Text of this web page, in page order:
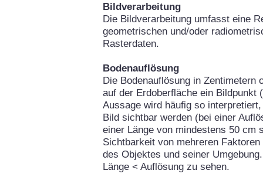
Bildverarbeitung
Die Bildverarbeitung umfasst eine
geometrischen und/oder
Rasterdaten.
Bodenauflösung
Die Bodenauflösung in Zentimetern
auf der Erdoberfläche ein Bildpunkt
Aussage wird häufig so
Bild sichtbar werden (bei einer
einer Länge von mindestens 50 cm
Sichtbarkeit von mehreren
des Objektes und seiner
Länge < Auflösung zu sehen.